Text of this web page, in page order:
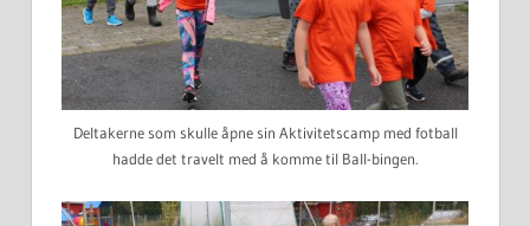
Deltakerne som skulle åpne sin Aktivitetscamp med fotball
hadde det travelt med å komme til Ball-bingen.